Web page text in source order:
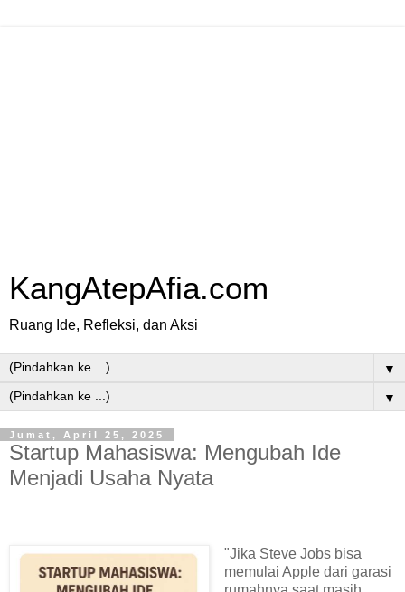
KangAtepAfia.com
Ruang Ide, Refleksi, dan Aksi
▼
▼
Jumat, April 25, 2025
Startup Mahasiswa: Mengubah Ide
Menjadi Usaha Nyata
"Jika Steve Jobs bisa
memulai Apple dari garasi